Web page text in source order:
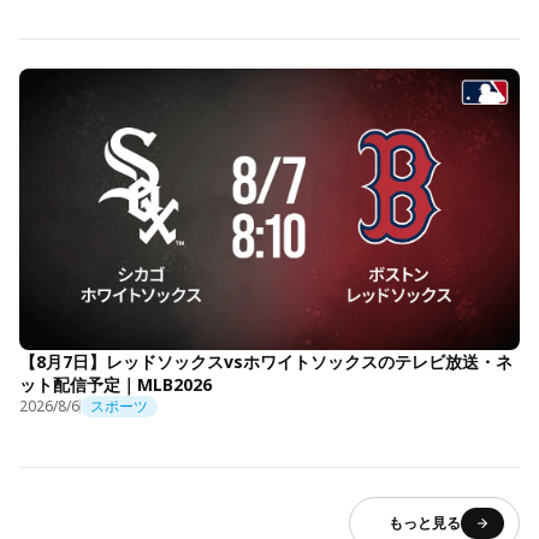
【8月7日】レッドソックスvsホワイトソックスのテレビ放送・ネ
ット配信予定｜MLB2026
2026/8/6 スポーツ
もっと見る